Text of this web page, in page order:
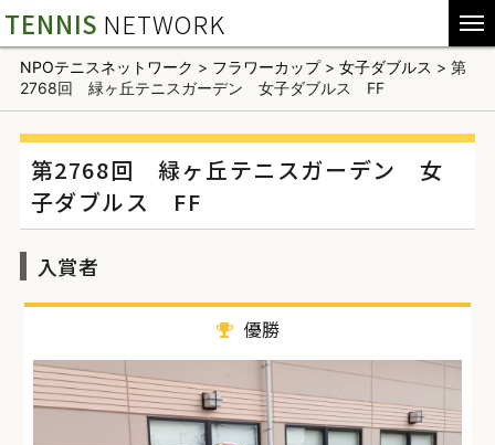
TENNIS NETWORK
NPOテニスネットワーク > フラワーカップ> 女子ダブルス > 第
2768回 緑ヶ丘テニスガーデン 女子ダブルス FF
第2768回 緑ヶ丘テニスガーデン 女
子ダブルス FF
入賞者
優勝